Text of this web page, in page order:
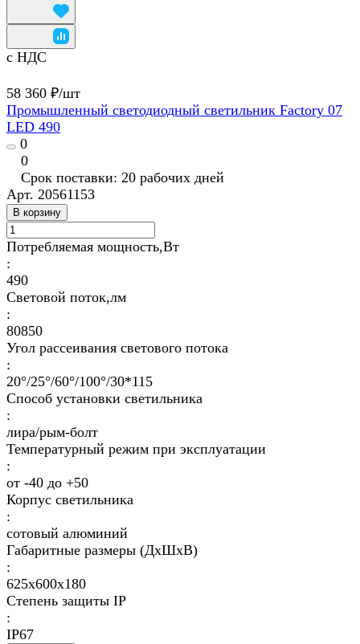
с НДС
58 360 ₽/шт
Промышленный светодиодный светильник Factory 07
LED 490
0
0
Срок поставки: 20 рабочих дней
Арт. 20561153
В корзину
Потребляемая мощность,Вт
:
490
Световой поток,лм
:
80850
Угол рассеивания светового потока
:
20°/25°/60°/100°/30*115
Способ установки светильника
:
лира/рым-болт
Температурный режим при эксплуатации
:
от -40 до +50
Корпус светильника
:
сотовый алюминий
Габаритные размеры (ДхШхВ)
:
625x600х180
Степень защиты IP
:
IP67